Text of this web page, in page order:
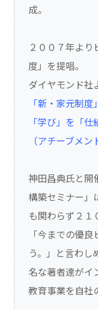
成。
２００７年より
度」を提唱。
ダイヤモンド社
「新・家元制
「学び」を「
（アチーブメン
神田昌典氏と開
構築セミナー」
も関わらず２１
「今までの優
う。」と言わし
名な著者達がイ
教育事業を自社